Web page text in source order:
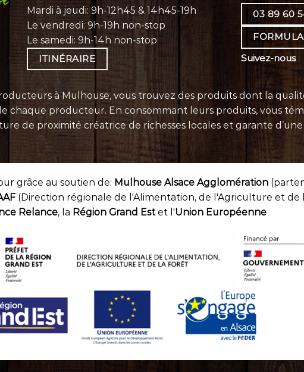
Mardi à jeudi: 9h-12h45 & 14h45-19h
Le vendredi: 9h-19h non-stop
Le samedi: 9h-14h non-stop
ITINÉRAIRE
03 89 60
Suivez-nous
à Mulhouse, vous trouvez des produits dont la
chaque producteur. En consommant leurs produits, vous
de proximité créatrice de richesses locales et garante
grâce au soutien de: Mulhouse Alsace Agglomération
(Direction régionale de l'Alimentation, de l'Agriculture et de
Relance, la Région Grand Est et l'Union Européenne